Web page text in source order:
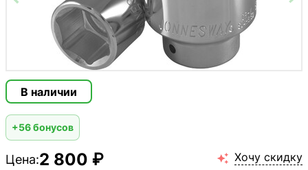
В наличии
+56 бонусов
Цена:2 800 ₽  Хочу скидку